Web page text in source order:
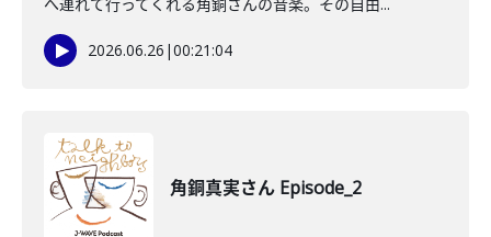
2026.06.26 |00:21:04
角銅真実さん Episode_2